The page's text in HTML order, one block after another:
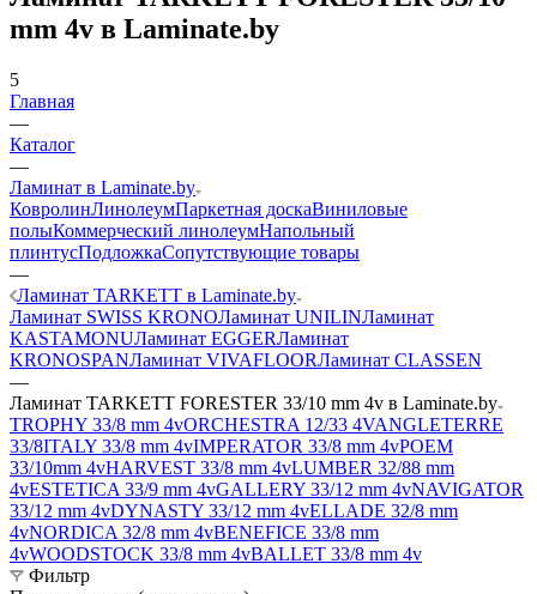
mm 4v в Laminate.by
5
Главная
—
Каталог
—
Ламинат в Laminate.by
КовролинЛинолеумПаркетная доскаВиниловые
полыКоммерческий линолеумНапольный
плинтусПодложкаСопутствующие товары
—
Ламинат TARKETT в Laminate.by
Ламинат SWISS KRONOЛаминат UNILINЛаминат
KASTAMONUЛаминат EGGERЛаминат
KRONOSPANЛаминат VIVAFLOORЛаминат CLASSEN
—
Ламинат TARKETT FORESTER 33/10 mm 4v в Laminate.by
TROPHY 33/8 mm 4vORCHESTRA 12/33 4VANGLETERRE
33/8ITALY 33/8 mm 4vIMPERATOR 33/8 mm 4vPOEM
33/10mm 4vHARVEST 33/8 mm 4vLUMBER 32/88 mm
4vESTETICA 33/9 mm 4vGALLERY 33/12 mm 4vNAVIGATOR
33/12 mm 4vDYNASTY 33/12 mm 4vELLADE 32/8 mm
4vNORDICA 32/8 mm 4vBENEFICE 33/8 mm
4vWOODSTOCK 33/8 mm 4vBALLET 33/8 mm 4v
Фильтр